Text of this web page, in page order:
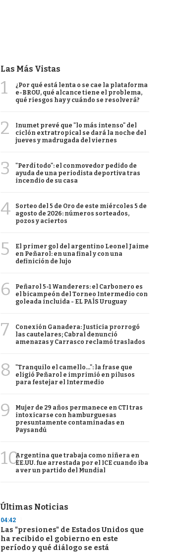
Las Más Vistas
1
¿Por qué está lenta o se cae la plataforma
e-BROU, qué alcance tiene el problema,
qué riesgos hay y cuándo se resolverá?
2
Inumet prevé que "lo más intenso" del
ciclón extratropical se dará la noche del
jueves y madrugada del viernes
3
"Perdí todo": el conmovedor pedido de
ayuda de una periodista deportiva tras
incendio de su casa
4
Sorteo del 5 de Oro de este miércoles 5 de
agosto de 2026: números sorteados,
pozos y aciertos
5
El primer gol del argentino Leonel Jaime
en Peñarol: en una final y con una
definición de lujo
6
Peñarol 5-1 Wanderers: el Carbonero es
el bicampeón del Torneo Intermedio con
goleada incluida - EL PAÍS Uruguay
7
Conexión Ganadera: Justicia prorrogó
las cautelares; Cabral denunció
amenazas y Carrasco reclamó traslados
8
"Tranquilo el camello...": la frase que
eligió Peñarol e imprimió en pilusos
para festejar el Intermedio
9
Mujer de 29 años permanece en CTI tras
intoxicarse con hamburguesas
presuntamente contaminadas en
Paysandú
10Argentina que trabaja como niñera en
EE.UU. fue arrestada por el ICE cuando iba
a ver un partido del Mundial
Últimas Noticias
04:42
Las "presiones" de Estados Unidos que
ha recibido el gobierno en este
período y qué diálogo se está